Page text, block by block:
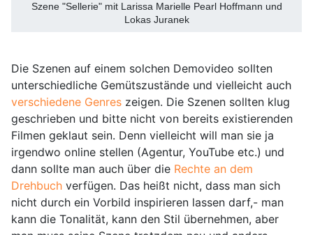
Szene "Sellerie" mit Larissa Marielle Pearl Hoffmann und
Lokas Juranek
Die Szenen auf einem solchen Demovideo sollten
unterschiedliche Gemütszustände und vielleicht auch
verschiedene Genres zeigen. Die Szenen sollten klug
geschrieben und bitte nicht von bereits existierenden
Filmen geklaut sein. Denn vielleicht will man sie ja
irgendwo online stellen (Agentur, YouTube etc.) und
dann sollte man auch über die Rechte an dem
Drehbuch verfügen. Das heißt nicht, dass man sich
nicht durch ein Vorbild inspirieren lassen darf,- man
kann die Tonalität, kann den Stil übernehmen, aber